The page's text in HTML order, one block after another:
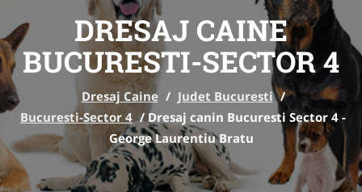
DRESAJ CAINE
BUCURESTI-SECTOR 4
Dresaj Caine / Judet Bucuresti /
Bucuresti-Sector 4 / Dresaj canin Bucuresti Sector 4 -
George Laurentiu Bratu